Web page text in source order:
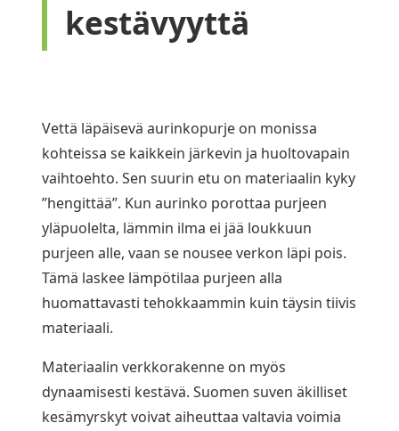
kestävyyttä
Vettä läpäisevä aurinkopurje on monissa
kohteissa se kaikkein järkevin ja huoltovapain
vaihtoehto. Sen suurin etu on materiaalin kyky
”hengittää”. Kun aurinko porottaa purjeen
yläpuolelta, lämmin ilma ei jää loukkuun
purjeen alle, vaan se nousee verkon läpi pois.
Tämä laskee lämpötilaa purjeen alla
huomattavasti tehokkaammin kuin täysin tiivis
materiaali.
Materiaalin verkkorakenne on myös
dynaamisesti kestävä. Suomen suven äkilliset
kesämyrskyt voivat aiheuttaa valtavia voimia